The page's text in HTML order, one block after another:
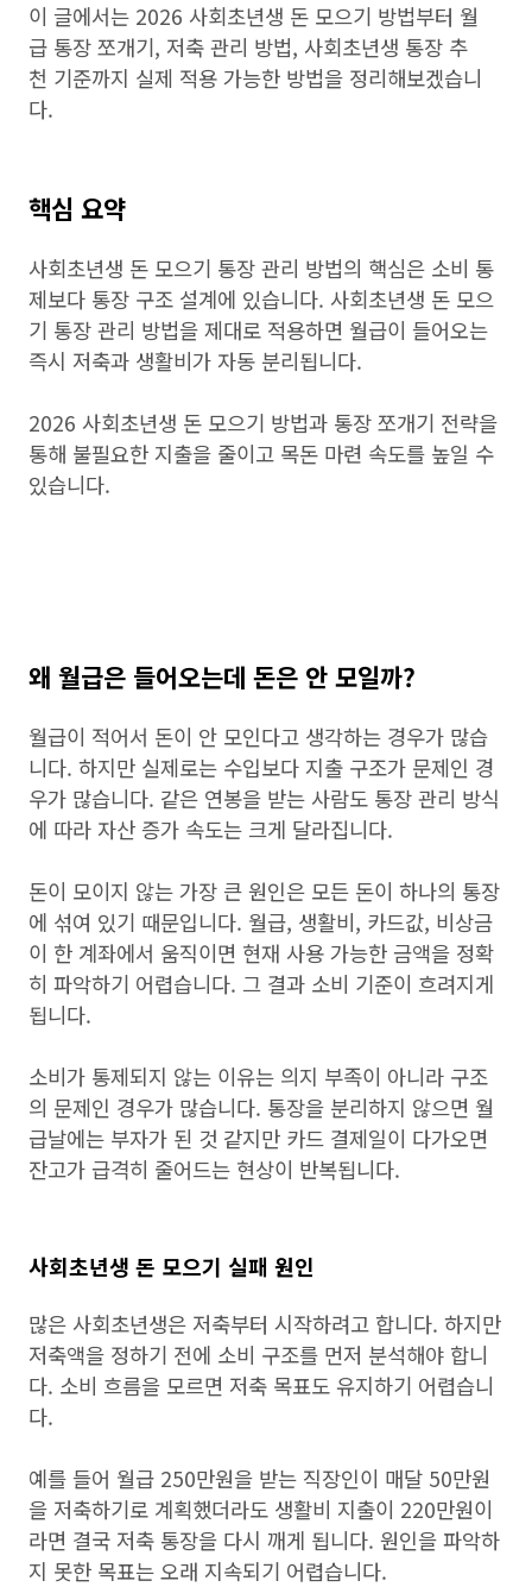
이 글에서는 2026 사회초년생 돈 모으기 방법부터 월
급 통장 쪼개기, 저축 관리 방법, 사회초년생 통장 추
천 기준까지 실제 적용 가능한 방법을 정리해보겠습니
다.
핵심 요약
사회초년생 돈 모으기 통장 관리 방법의 핵심은 소비 통
제보다 통장 구조 설계에 있습니다. 사회초년생 돈 모으
기 통장 관리 방법을 제대로 적용하면 월급이 들어오는
즉시 저축과 생활비가 자동 분리됩니다.
2026 사회초년생 돈 모으기 방법과 통장 쪼개기 전략을
통해 불필요한 지출을 줄이고 목돈 마련 속도를 높일 수
있습니다.
왜 월급은 들어오는데 돈은 안 모일까?
월급이 적어서 돈이 안 모인다고 생각하는 경우가 많습
니다. 하지만 실제로는 수입보다 지출 구조가 문제인 경
우가 많습니다. 같은 연봉을 받는 사람도 통장 관리 방식
에 따라 자산 증가 속도는 크게 달라집니다.
돈이 모이지 않는 가장 큰 원인은 모든 돈이 하나의 통장
에 섞여 있기 때문입니다. 월급, 생활비, 카드값, 비상금
이 한 계좌에서 움직이면 현재 사용 가능한 금액을 정확
히 파악하기 어렵습니다. 그 결과 소비 기준이 흐려지게
됩니다.
소비가 통제되지 않는 이유는 의지 부족이 아니라 구조
의 문제인 경우가 많습니다. 통장을 분리하지 않으면 월
급날에는 부자가 된 것 같지만 카드 결제일이 다가오면
잔고가 급격히 줄어드는 현상이 반복됩니다.
사회초년생 돈 모으기 실패 원인
많은 사회초년생은 저축부터 시작하려고 합니다. 하지만
저축액을 정하기 전에 소비 구조를 먼저 분석해야 합니
다. 소비 흐름을 모르면 저축 목표도 유지하기 어렵습니
다.
예를 들어 월급 250만원을 받는 직장인이 매달 50만원
을 저축하기로 계획했더라도 생활비 지출이 220만원이
라면 결국 저축 통장을 다시 깨게 됩니다. 원인을 파악하
지 못한 목표는 오래 지속되기 어렵습니다.